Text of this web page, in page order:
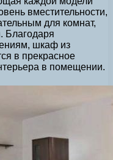
вместительности,
для комнат,
Благодаря
шкаф из
в прекрасное
в помещении.